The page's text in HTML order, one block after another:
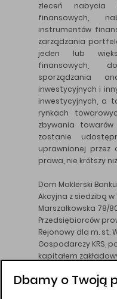
zleceń nabycia
finansowych,
instrumentów
zarządzania
jeden lub
finansowych,
sporządzania
inwestycyjnych i
inwestycyjnych, a
rynkach
zbywania towarów
zostanie
uprawnionej przez
prawa, nie krótszy
Dom Maklerski
Akcyjna z siedzibą w
Marszałkowska 78/
Przedsiębiorców
Rejonowy dla m. st.
Gospodarczy KRS,
kapitałem
DM BOŚ działa na
Dbamy o Twoją